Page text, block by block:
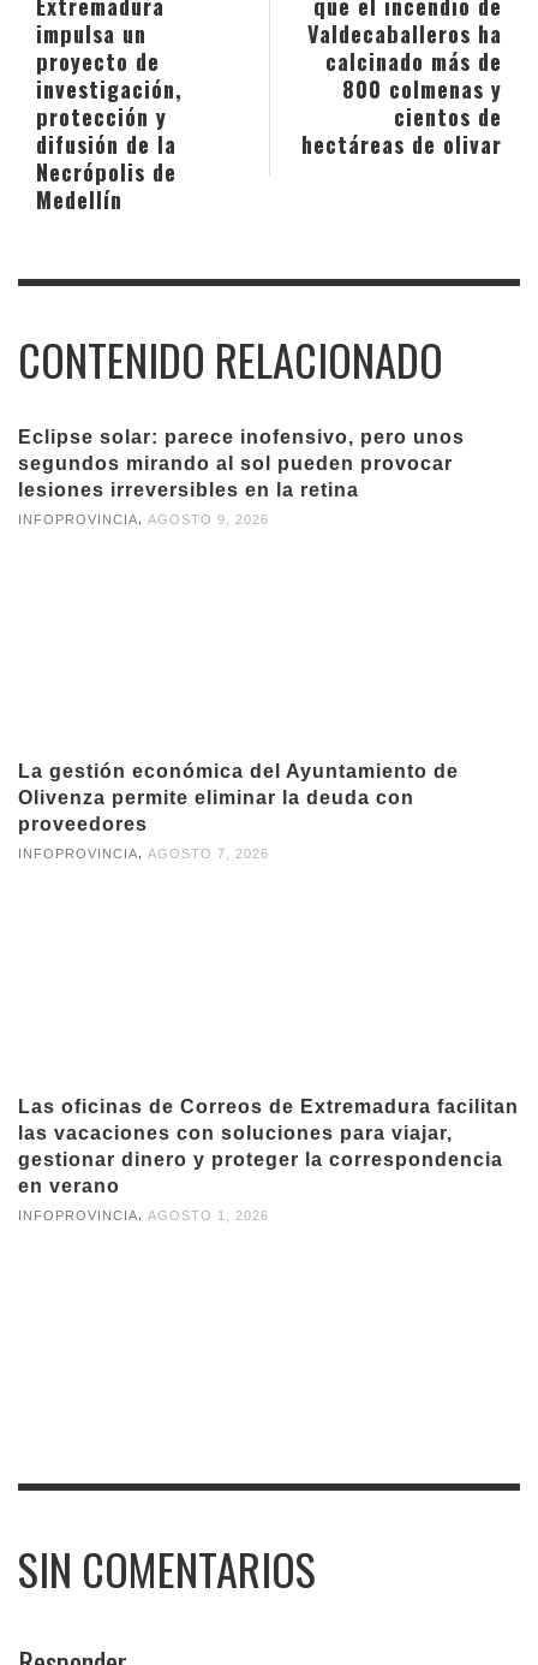
Valdecaballeros ha
calcinado más de
800 colmenas y
cientos de
hectáreas de olivar
impulsa un
proyecto de
investigación,
protección y
difusión de la
Necrópolis de
Medellín
CONTENIDO RELACIONADO
Eclipse solar: parece inofensivo, pero unos
segundos mirando al sol pueden provocar
lesiones irreversibles en la retina
INFOPROVINCIA AGOSTO 9, 2026
La gestión económica del Ayuntamiento de
Olivenza permite eliminar la deuda con
proveedores
INFOPROVINCIA, AGOSTO 7, 2026
Las oficinas de Correos de Extremadura facilitan
las vacaciones con soluciones para viajar,
gestionar dinero y proteger la correspondencia
en verano
INFOPROVINCIA AGOSTO 1, 2026
SIN COMENTARIOS